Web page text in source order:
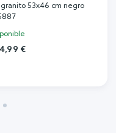
53x46 cm negro
€